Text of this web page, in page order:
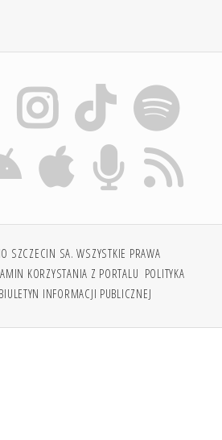
SZCZECIN SA. WSZYSTKIE PRAWA
KORZYSTANIA Z PORTALU POLITYKA
BIULETYN INFORMACJI PUBLICZNEJ